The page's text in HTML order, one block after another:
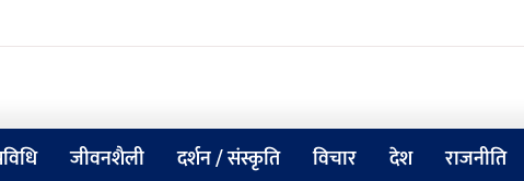
जीवनशैली दर्शन / संस्कृति विचार देश राजनीति